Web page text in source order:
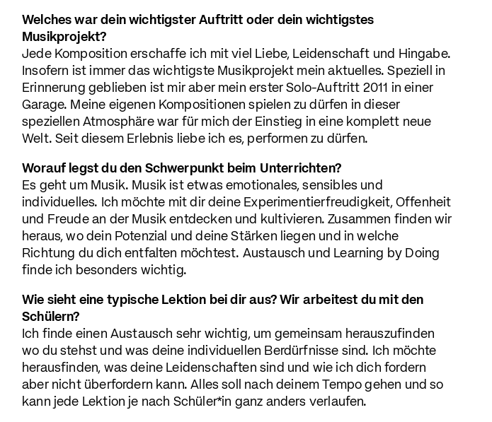
Welches war dein wichtigster Auftritt oder dein wichtigstes
Musikprojekt?
Jede Komposition erschaffe ich mit viel Liebe, Leidenschaft und Hingabe.
Insofern ist immer das wichtigste Musikprojekt mein aktuelles. Speziell in
Erinnerung geblieben ist mir aber mein erster Solo-Auftritt 2011 in einer
Garage. Meine eigenen Kompositionen spielen zu dürfen in dieser
speziellen Atmosphäre war für mich der Einstieg in eine komplett neue
Welt. Seit diesem Erlebnis liebe ich es, performen zu dürfen.
Worauf legst du den Schwerpunkt beim Unterrichten?
Es geht um Musik. Musik ist etwas emotionales, sensibles und
individuelles. Ich möchte mit dir deine Experimentierfreudigkeit, Offenheit
und Freude an der Musik entdecken und kultivieren. Zusammen finden wir
heraus, wo dein Potenzial und deine Stärken liegen und in welche
Richtung du dich entfalten möchtest. Austausch und Learning by Doing
finde ich besonders wichtig.
Wie sieht eine typische Lektion bei dir aus? Wir arbeitest du mit den
Schülern?
Ich finde einen Austausch sehr wichtig, um gemeinsam herauszufinden
wo du stehst und was deine individuellen Berdürfnisse sind. Ich möchte
herausfinden, was deine Leidenschaften sind und wie ich dich fordern
aber nicht überfordern kann. Alles soll nach deinem Tempo gehen und so
kann jede Lektion je nach Schüler*in ganz anders verlaufen.